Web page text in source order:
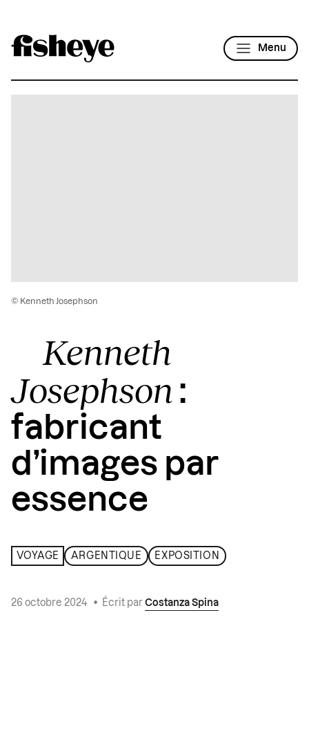
Menu
Kenneth
Josephson :
fabricant
d’images par
essence
VOYAGE ARGENTIQUE EXPOSITION
26 octobre 2024 • Écrit par Costanza Spina
© Kenneth Josephson